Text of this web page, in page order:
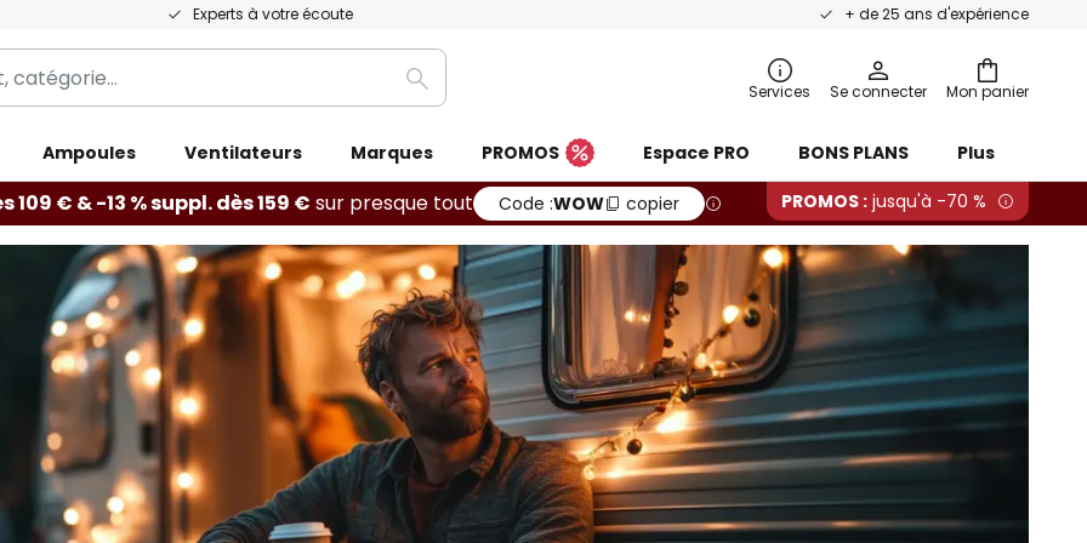
Experts à votre écoute + de 25 ans d'expérience
Mon panier
Rechercher Services Se connecter
Ampoules Ventilateurs Marques PROMOS Espace PRO BONS PLANS Plus
109 € & -13 % suppl. dès 159 € sur presque tout Code :WOW copier PROMOS : jusqu'à -70 %